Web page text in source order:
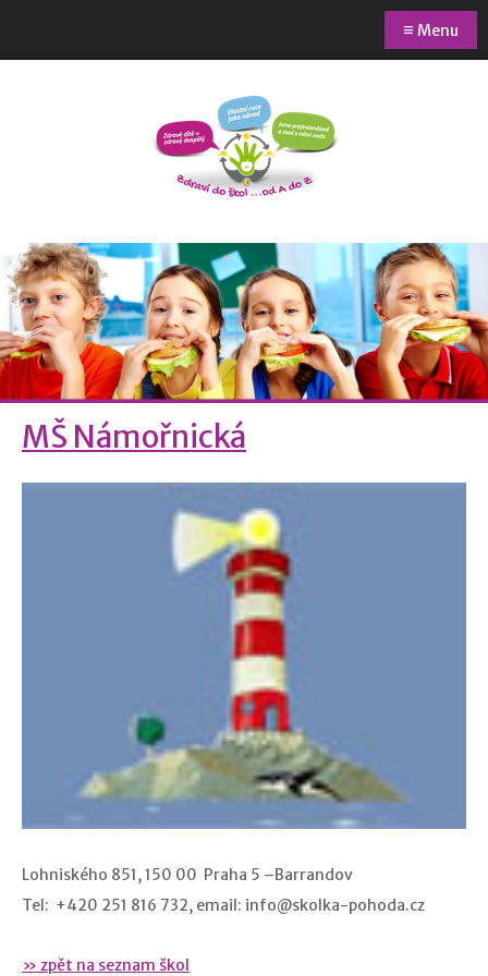
≡ Menu
MŠ Námořnická
Lohniského 851, 150 00 Praha 5 –Barrandov
Tel: +420 251 816 732, email: info@skolka-pohoda.cz
» zpět na seznam škol